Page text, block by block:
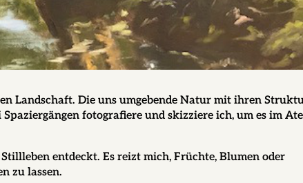
Landschaft. Die uns umgebende Natur mit ihren
fotografiere und skizziere ich, um es im
entdeckt. Es reizt mich, Früchte, Blumen oder
zu lassen.